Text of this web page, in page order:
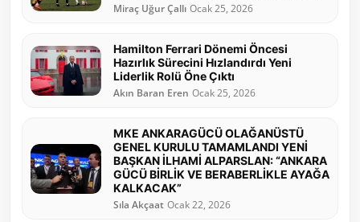
Miraç Uğur Çallı Ocak 25, 2026
Hamilton Ferrari Dönemi Öncesi
Hazırlık Sürecini Hızlandırdı Yeni
Liderlik Rolü Öne Çıktı
Akın Baran Eren Ocak 25, 2026
MKE ANKARAGÜCÜ OLAĞANÜSTÜ
GENEL KURULU TAMAMLANDI YENİ
BAŞKAN İLHAMİ ALPARSLAN: “ANKARA
GÜCÜ BİRLİK VE BERABERLİKLE AYAĞA
KALKACAK”
Sıla Akçaat Ocak 22, 2026